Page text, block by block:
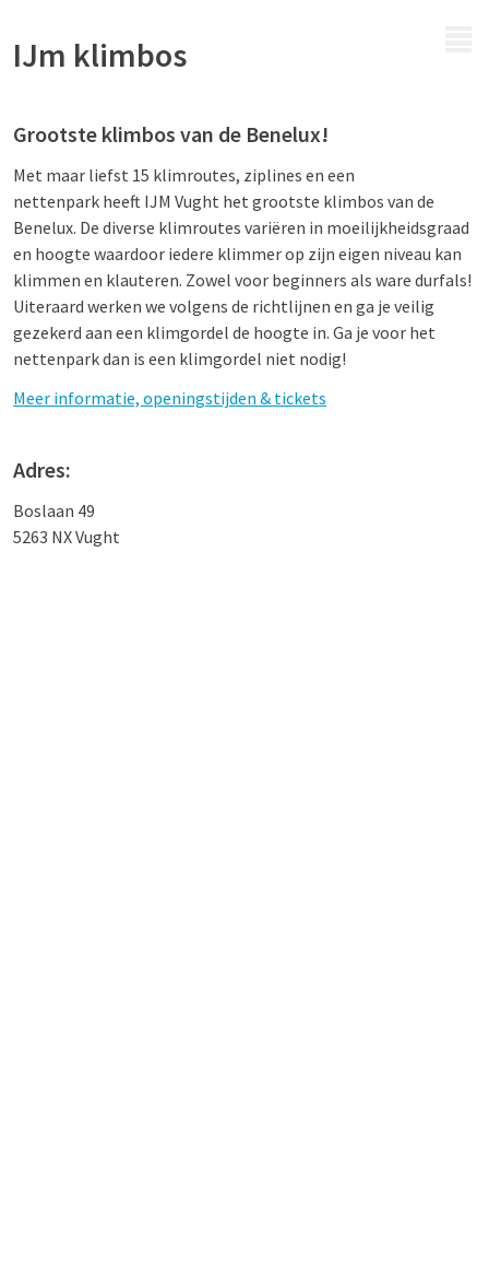
IJm klimbos
Grootste klimbos van de Benelux!
Met maar liefst 15 klimroutes, ziplines en een
nettenpark heeft IJM Vught het grootste klimbos van de
Benelux. De diverse klimroutes variëren in moeilijkheidsgraad
en hoogte waardoor iedere klimmer op zijn eigen niveau kan
klimmen en klauteren. Zowel voor beginners als ware durfals!
Uiteraard werken we volgens de richtlijnen en ga je veilig
gezekerd aan een klimgordel de hoogte in. Ga je voor het
nettenpark dan is een klimgordel niet nodig!
Meer informatie, openingstijden & tickets
Adres:
Boslaan 49
5263 NX Vught